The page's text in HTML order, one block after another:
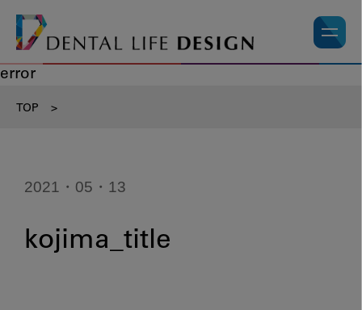
error
TOP >
2021・05・13
kojima_title